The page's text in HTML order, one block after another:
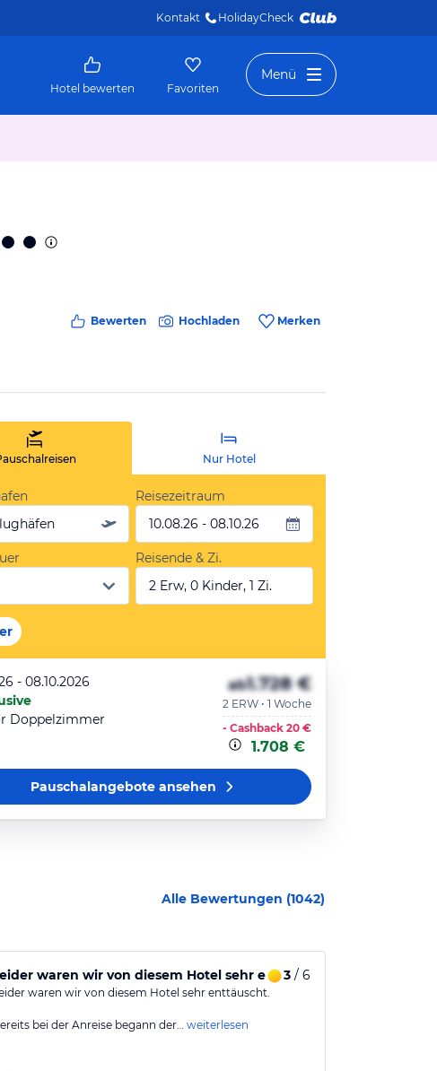
Kontakt HolidayCheck
Hotel bewerten Favoriten
Menü
Bewerten Hochladen Merken
Nur Hotel
Reisezeitraum
10.08.26 - 08.10.26
Reisende & Zi.
2 Erw, 0 Kinder, 1 Zi.
- 08.10.2026
Doppelzimmer
ab1.728 €
2 ERW • 1 Woche
- Cashback 20 €
1.708 €
Pauschalangeboteansehen
Alle Bewertungen (1042)
waren wir von diesem Hotel sehr enttäuscht.
3/ 6
waren wir von diesem Hotel sehr enttäuscht.
bei der Anreise begann der… weiterlesen